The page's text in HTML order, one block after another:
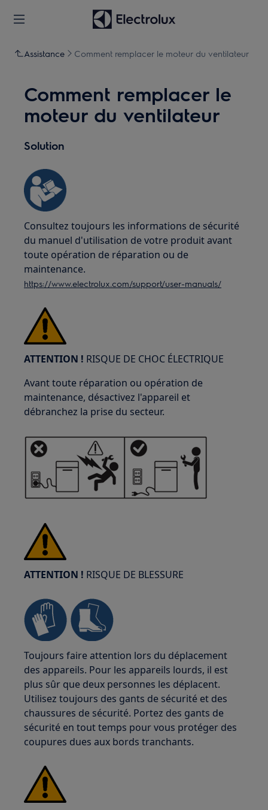
Assistance Comment remplacer le moteur du ventilateur
Comment remplacer le
moteur du ventilateur
Solution
Consultez toujours les informations de sécurité
du manuel d'utilisation de votre produit avant
toute opération de réparation ou de
maintenance.
https://www.electrolux.com/support/user-manuals/
ATTENTION ! RISQUE DE CHOC ÉLECTRIQUE
Avant toute réparation ou opération de
maintenance, désactivez l'appareil et
débranchez la prise du secteur.
ATTENTION ! RISQUE DE BLESSURE
Toujours faire attention lors du déplacement
des appareils. Pour les appareils lourds, il est
plus sûr que deux personnes les déplacent.
Utilisez toujours des gants de sécurité et des
chaussures de sécurité. Portez des gants de
sécurité en tout temps pour vous protéger des
coupures dues aux bords tranchants.